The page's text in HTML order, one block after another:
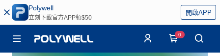
Polywell
立刻下載官方APP領$50
開啟APP
0